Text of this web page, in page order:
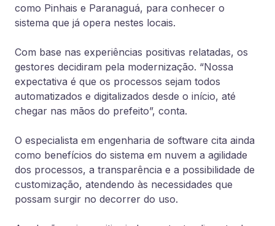
como Pinhais e Paranaguá, para conhecer o
sistema que já opera nestes locais.
Com base nas experiências positivas relatadas, os
gestores decidiram pela modernização. “Nossa
expectativa é que os processos sejam todos
automatizados e digitalizados desde o início, até
chegar nas mãos do prefeito”, conta.
O especialista em engenharia de software cita ainda
como benefícios do sistema em nuvem a agilidade
dos processos, a transparência e a possibilidade de
customização, atendendo às necessidades que
possam surgir no decorrer do uso.